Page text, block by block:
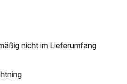
nicht im Lieferumfang